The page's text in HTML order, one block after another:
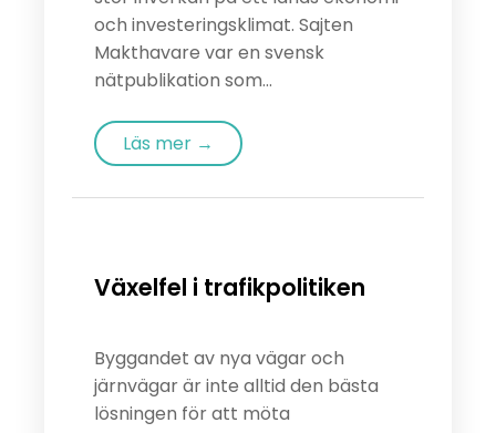
och investeringsklimat. Sajten
Makthavare var en svensk
nätpublikation som...
Läs mer →
Växelfel i trafikpolitiken
Byggandet av nya vägar och
järnvägar är inte alltid den bästa
lösningen för att möta